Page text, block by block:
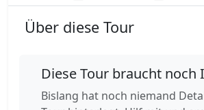
Über diese Tour
Diese Tour braucht noch
Bislang hat noch niemand